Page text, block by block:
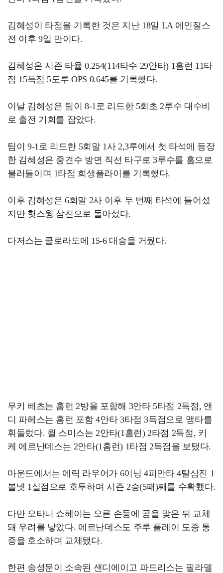
김혜성이 타점을 기록한 것은 지난 18일 LA 에인절스
전 이후 9일 만이다.
김혜성은 시즌 타율 0.254(114타수 29안타) 1홈런 11타
점 15득점 5도루 OPS 0.645를 기록했다.
이날 김혜성은 팀이 8-1로 리드한 5회초 2루수 대수비
로 출전 기회를 잡았다.
팀이 9-1로 리드한 5회말 1사 2,3루에서 첫 타석에 등장
한 김혜성은 중견수 방면 직선 타구로 3루수를 홈으로
불러들이며 1타점 희생플라이를 기록했다.
이후 김혜성은 6회말 2사 이후 두 번째 타석에 들어섰
지만 헛스윙 삼진으로 돌아섰다.
다저스는 콜로라도에 15-6 대승을 거뒀다.
무키 베츠는 홈런 2방을 포함해 3안타 5타점 2득점, 앤
디 파헤스는 홈런 포함 4안타 3타점 3득점으로 맹타를
휘둘렀다. 윌 스미스는 2안타(1홈런) 2타점 2득점, 키
케 에르난데스는 2안타(1홈런) 1타점 2득점을 보탰다.
마운드에서는 에릭 라우어가 6이닝 4피안타 4탈삼진 1
볼넷 1실점으로 호투하며 시즌 2승(5패)째를 수확했다.
다만 오타니 쇼헤이는 오른 손등에 공을 맞은 뒤 교체
돼 우려를 낳았다. 에르난데스도 주루 플레이 도중 통
증을 호소하며 교체됐다.
한편 송성문이 소속된 샌디에이고 파드리스는 필라델